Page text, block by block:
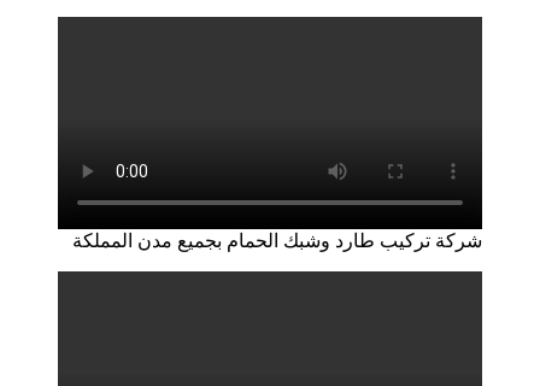
شركة تركيب طارد وشبك الحمام بجميع مدن المملكة